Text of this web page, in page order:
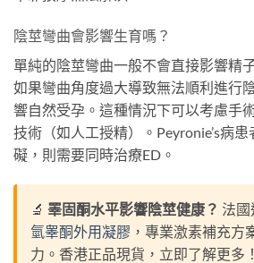
陰莖彎曲會影響生育嗎？
單純的陰莖彎曲一般不會直接影響精
如果彎曲角度過大導致無法順利進行
響自然受孕。這種情況下可以考慮手
技術（如人工授精）。Peyronie’s病
礙，則需要同時治療ED。
🔬 睪固酮水平影響陰莖健康？ 法國
氫睾酮外用凝膠 ，專業激素補充方
力。香港正品現貨，立即了解更多！